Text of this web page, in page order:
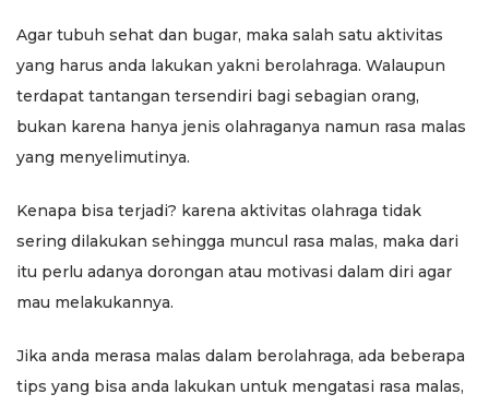
Agar tubuh sehat dan bugar, maka salah satu aktivitas
yang harus anda lakukan yakni berolahraga. Walaupun
terdapat tantangan tersendiri bagi sebagian orang,
bukan karena hanya jenis olahraganya namun rasa malas
yang menyelimutinya.
Kenapa bisa terjadi? karena aktivitas olahraga tidak
sering dilakukan sehingga muncul rasa malas, maka dari
itu perlu adanya dorongan atau motivasi dalam diri agar
mau melakukannya.
Jika anda merasa malas dalam berolahraga, ada beberapa
tips yang bisa anda lakukan untuk mengatasi rasa malas,